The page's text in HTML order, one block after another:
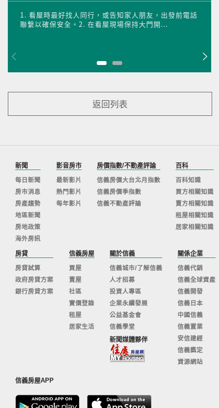
1. 看屋時最好找人同行，或告知家人朋友，出發前電話
聯繫以確保安全。2. 在看屋現場保持大門開...
返回列表
新聞
每日新聞
房市消息
房產趨勢
地區新聞
房地政策
海外房訊
影音房市
最新影片
熱門影片
每年影片
房價指數/不動產評論
信義房價大台北月指數
信義房價季指數
信義不動產評論
百科
百科知識
買方相關知識
賣方相關知識
租屋相關知識
居家相關知識
房貸
房貸試算
政府房貸方案
銀行房貸方案
信義房屋
買屋
賣屋
社區
實價登錄
租屋
居家生活
關於信義
信義城市/了解信義
人才招募
投資人專區
企業永續發展
公益基金會
信義學堂
新聞媒體夥伴
關係企業
信義代銷
信義全球資產
信義開發
信義日本
中國信義
信義置業
安信建經
信義鑑定
資源網站
信義房屋APP